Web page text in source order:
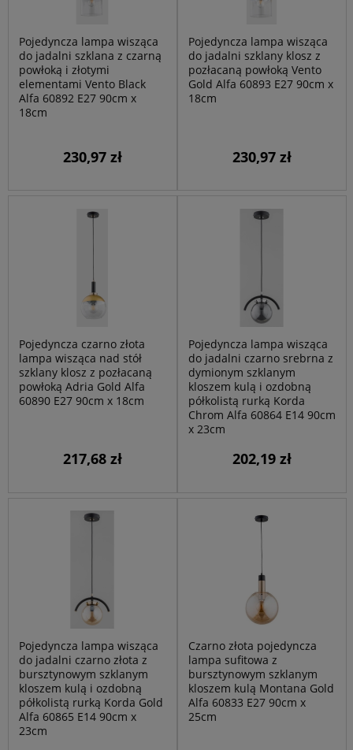
Pojedyncza lampa wisząca
do jadalni szklana z czarną
powłoką i złotymi
elementami Vento Black
Alfa 60892 E27 90cm x
18cm
230,97 zł
Pojedyncza lampa wisząca
do jadalni szklany klosz z
pozłacaną powłoką Vento
Gold Alfa 60893 E27 90cm x
18cm
230,97 zł
Pojedyncza czarno złota
lampa wisząca nad stół
szklany klosz z pozłacaną
powłoką Adria Gold Alfa
60890 E27 90cm x 18cm
217,68 zł
Pojedyncza lampa wisząca
do jadalni czarno srebrna z
dymionym szklanym
kloszem kulą i ozdobną
półkolistą rurką Korda
Chrom Alfa 60864 E14 90cm
x 23cm
202,19 zł
Pojedyncza lampa wisząca
do jadalni czarno złota z
bursztynowym szklanym
kloszem kulą i ozdobną
półkolistą rurką Korda Gold
Alfa 60865 E14 90cm x
23cm
Czarno złota pojedyncza
lampa sufitowa z
bursztynowym szklanym
kloszem kulą Montana Gold
Alfa 60833 E27 90cm x
25cm